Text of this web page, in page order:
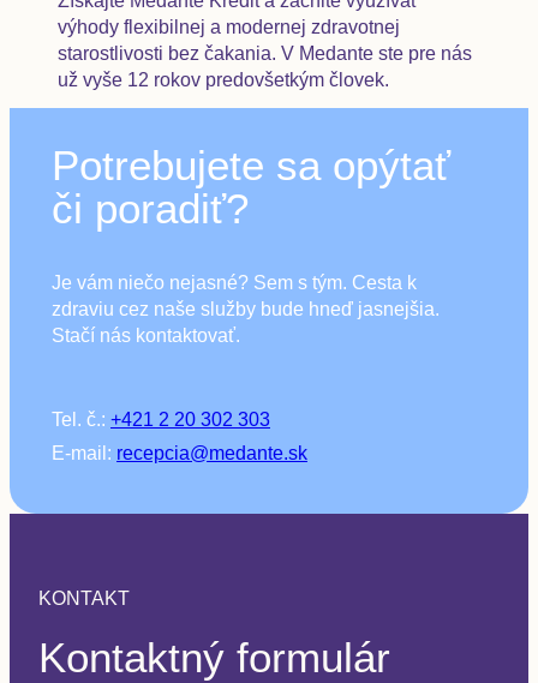
výhody flexibilnej a modernej zdravotnej
starostlivosti bez čakania. V Medante ste pre nás
už vyše 12 rokov predovšetkým človek.
Potrebujete sa opýtať
či poradiť?
Je vám niečo nejasné? Sem s tým. Cesta k
zdraviu cez naše služby bude hneď jasnejšia.
Stačí nás kontaktovať.
Tel. č.: +421 2 20 302 303
E-mail: recepcia@medante.sk
KONTAKT
Kontaktný formulár